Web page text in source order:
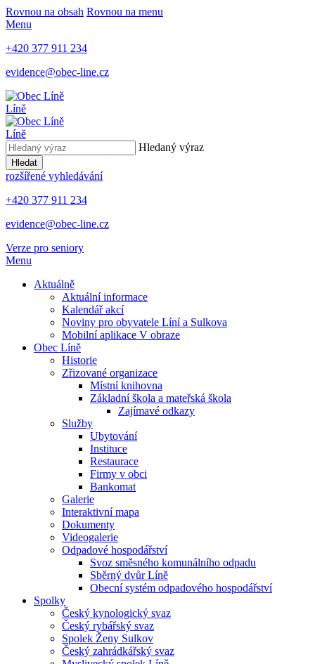
Rovnou na obsah Rovnou na menu
Menu
+420 377 911 234
evidence@obec-line.cz
Líně
Líně
Hledaný výraz
Hledat
rozšířené vyhledávání
+420 377 911 234
evidence@obec-line.cz
Verze pro seniory
Menu
Aktuálně
Aktuální informace
Kalendář akcí
Noviny pro obyvatele Líní a Sulkova
Mobilní aplikace V obraze
Obec Líně
Historie
Zřizované organizace
Místní knihovna
Základní škola a mateřská škola
Zajímavé odkazy
Služby
Ubytování
Instituce
Restaurace
Firmy v obci
Bankomat
Galerie
Interaktivní mapa
Dokumenty
Videogalerie
Odpadové hospodářství
Svoz směsného komunálního odpadu
Sběrný dvůr Líně
Obecní systém odpadového hospodářství
Spolky
Český kynologický svaz
Český rybářský svaz
Spolek Ženy Sulkov
Český zahrádkářský svaz